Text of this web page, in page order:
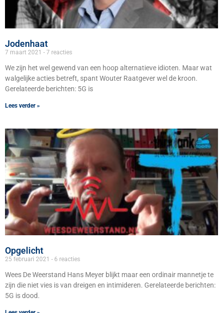
Jodenhaat
7 maart 2021 7 reacties
We zijn het wel gewend van een hoop alternatieve idioten. Maar wat
walgelijke acties betreft, spant Wouter Raatgever wel de kroon.
Gerelateerde berichten: 5G is
Lees verder »
Opgelicht
25 februari 2021 6 reacties
Wees De Weerstand Hans Meyer blijkt maar een ordinair mannetje te
zijn die niet vies is van dreigen en intimideren. Gerelateerde berichten:
5G is dood.